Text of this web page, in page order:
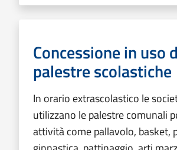
Concessione in uso
palestre scolastiche
In orario extrascolastico le
utilizzano le palestre comunali
attività come pallavolo, basket,